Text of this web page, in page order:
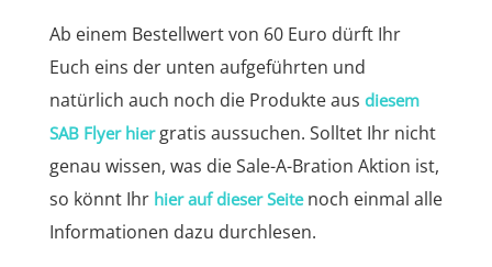
Ab einem Bestellwert von 60 Euro dürft Ihr
Euch eins der unten aufgeführten und
natürlich auch noch die Produkte aus diesem
SAB Flyer hiergratis aussuchen. Solltet Ihr nicht
genau wissen, was die Sale-A-Bration Aktion ist,
so könnt Ihr hier auf dieser Seitenoch einmal alle
Informationen dazu durchlesen.